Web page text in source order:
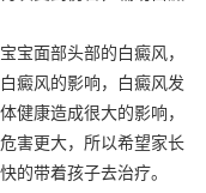
宝面部头部的白癜风，
癜风的影响，白癜风发
健康造成很大的影响，
害更大，所以希望家长
的带着孩子去治疗。